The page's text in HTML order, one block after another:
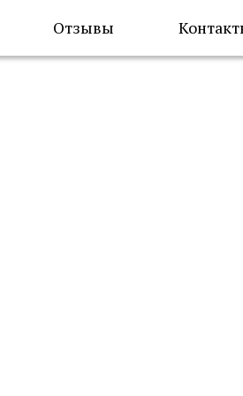
Отзывы